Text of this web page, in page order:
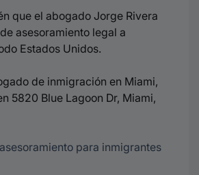
que el abogado Jorge Rivera
asesoramiento legal a
Estados Unidos.
de inmigración en Miami,
5820 Blue Lagoon Dr, Miami,
asesoramiento para inmigrantes